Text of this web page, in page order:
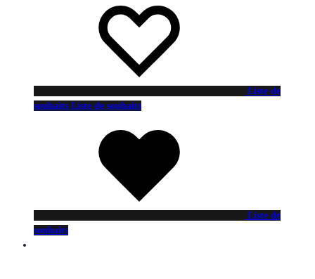
Liste de
souhaits Liste de souhaits
Liste de
souhaits